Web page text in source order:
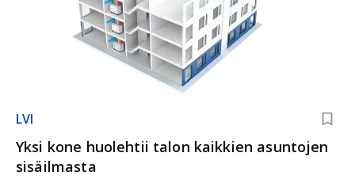
LVI
Yksi kone huolehtii talon kaikkien asuntojen
sisäilmasta